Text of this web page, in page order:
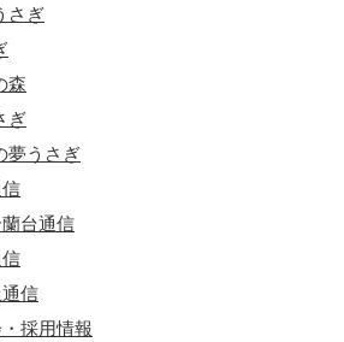
さぎ
森
ぎ
夢うさぎ
台通信
信
採用情報